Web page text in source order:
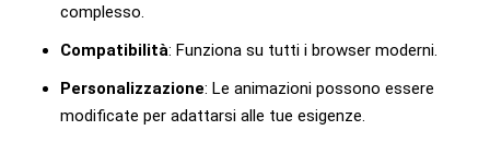
complesso.
Compatibilità: Funziona su tutti i browser moderni.
Personalizzazione: Le animazioni possono essere
modificate per adattarsi alle tue esigenze.